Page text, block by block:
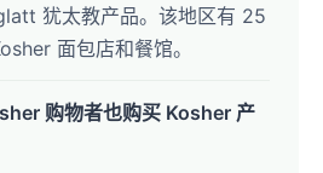
犹太教产品。该地区有 25
面包店和餐馆。
购物者也购买 Kosher 产